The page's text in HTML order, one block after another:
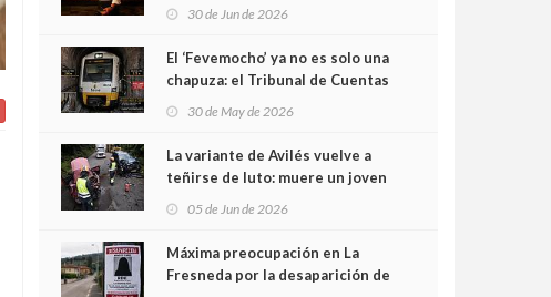
30 de Jun de 2026
El ‘Fevemocho’ ya no es solo una
chapuza: el Tribunal de Cuentas
sobrecoste de los trenes que no
cabían por los túneles
30 de May de 2026
La variante de Avilés vuelve a
teñirse de luto: muere un joven
05 de Jun de 2026
Máxima preocupación en La
Fresneda por la desaparición de